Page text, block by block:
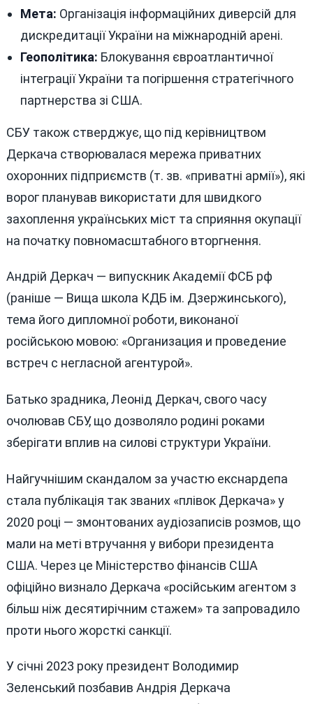
Мета: Організація інформаційних диверсій для
дискредитації України на міжнародній арені.
Геополітика: Блокування євроатлантичної
інтеграції України та погіршення стратегічного
партнерства зі США.
СБУ також стверджує, що під керівництвом
Деркача створювалася мережа приватних
охоронних підприємств (т. зв. «приватні армії»), які
ворог планував використати для швидкого
захоплення українських міст та сприяння окупації
на початку повномасштабного вторгнення.
Андрій Деркач — випускник Академії ФСБ рф
(раніше — Вища школа КДБ ім. Дзержинського),
тема його дипломної роботи, виконаної
російською мовою: «Организация и проведение
встреч с негласной агентурой».
Батько зрадника, Леонід Деркач, свого часу
очолював СБУ, що дозволяло родині роками
зберігати вплив на силові структури України.
Найгучнішим скандалом за участю екснардепа
стала публікація так званих «плівок Деркача» у
2020 році — змонтованих аудіозаписів розмов, що
мали на меті втручання у вибори президента
США. Через це Міністерство фінансів США
офіційно визнало Деркача «російським агентом з
більш ніж десятирічним стажем» та запровадило
проти нього жорсткі санкції.
У січні 2023 року президент Володимир
Зеленський позбавив Андрія Деркача